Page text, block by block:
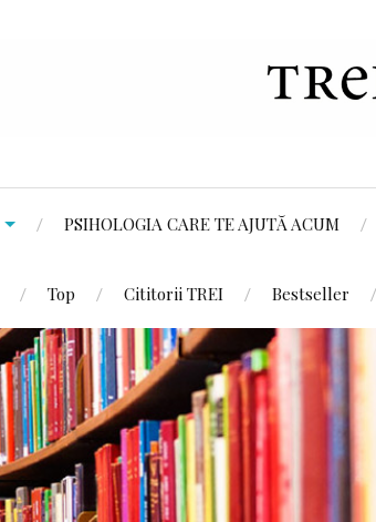
PSIHOLOGIA CARE TE AJUTĂ ACUM
Top Cititorii TREI Bestseller